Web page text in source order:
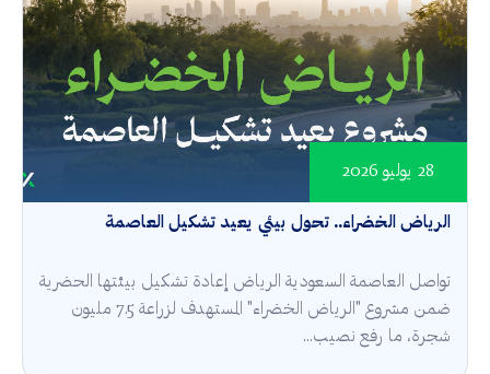
الرياض الخضراء.. تحول بيئي يعيد تشكيل العاصمة
28 يوليو 2026
تواصل العاصمة السعودية الرياض إعادة تشكيل بيئتها الحضرية
ضمن مشروع "الرياض الخضراء" المستهدف لزراعة 7.5 مليون
شجرة، ما رفع نصيب...